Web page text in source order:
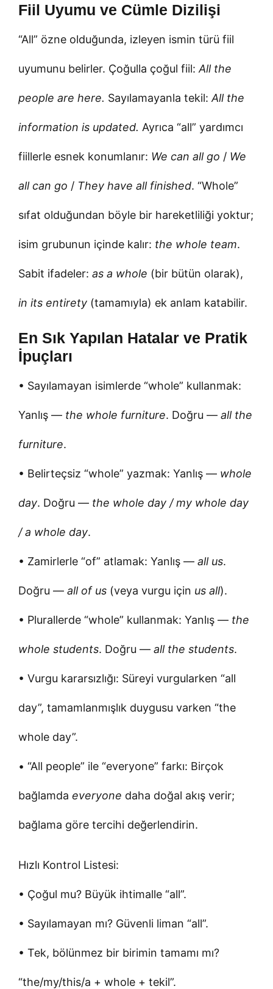
Fiil Uyumu ve Cümle Dizilişi
“All” özne olduğunda, izleyen ismin türü fiil
uyumunu belirler. Çoğulla çoğul fiil: All the
people are here. Sayılamayanla tekil: All the
information is updated. Ayrıca “all” yardımcı
fiillerle esnek konumlanır: We can all go / We
all can go / They have all finished. “Whole”
sıfat olduğundan böyle bir hareketliliği yoktur;
isim grubunun içinde kalır: the whole team.
Sabit ifadeler: as a whole (bir bütün olarak),
in its entirety (tamamıyla) ek anlam katabilir.
En Sık Yapılan Hatalar ve Pratik
İpuçları
• Sayılamayan isimlerde “whole” kullanmak:
Yanlış — the whole furniture. Doğru — all the
furniture.
• Belirteçsiz “whole” yazmak: Yanlış — whole
day. Doğru — the whole day / my whole day
/ a whole day.
• Zamirlerle “of” atlamak: Yanlış — all us.
Doğru — all of us (veya vurgu için us all).
• Plurallerde “whole” kullanmak: Yanlış — the
whole students. Doğru — all the students.
• Vurgu kararsızlığı: Süreyi vurgularken “all
day”, tamamlanmışlık duygusu varken “the
whole day”.
• “All people” ile “everyone” farkı: Birçok
bağlamda everyone daha doğal akış verir;
bağlama göre tercihi değerlendirin.
Hızlı Kontrol Listesi:
• Çoğul mu? Büyük ihtimalle “all”.
• Sayılamayan mı? Güvenli liman “all”.
• Tek, bölünmez bir birimin tamamı mı?
“the/my/this/a + whole + tekil”.